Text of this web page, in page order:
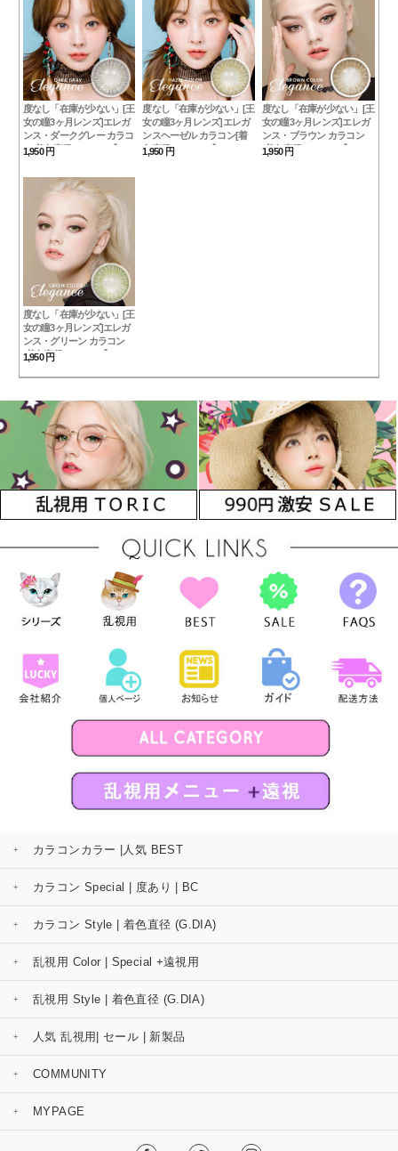
度なし「在庫が少ない」[王
女の瞳3ヶ月レンズ]エレガ
ンス・ダークグレー カラコ
ン[着色直径：12.8mm】UV
1,950 円
度なし「在庫が少ない」[王
女の瞳3ヶ月レンズ]エレガ
ンスヘーゼル カラコン[着
色直径：12.8mm】UVカッ
1,950 円
度なし「在庫が少ない」[王
女の瞳3ヶ月レンズ]エレガ
ンス・ブラウン カラコン
[着色直径：12.8mm】UVカ
1,950 円
度なし「在庫が少ない」[王
女の瞳3ヶ月レンズ]エレガ
ンス・グリーン カラコン
[着色直径：12.8mm】UVカ
Elegance Green
1,950 円
カラコンカラー |人気 BEST
カラコン Special | 度あり | BC
カラコン Style | 着色直径 (G.DIA)
乱視用 Color | Special +遠視用
乱視用 Style | 着色直径 (G.DIA)
人気 乱視用| セール | 新製品
COMMUNITY
MYPAGE